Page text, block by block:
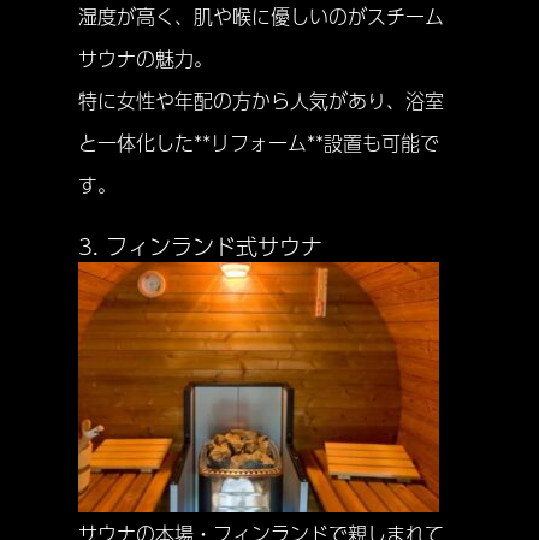
湿度が高く、肌や喉に優しいのがスチーム
サウナの魅力。
特に女性や年配の方から人気があり、浴室
と一体化した**リフォーム**設置も可能で
す。
3. フィンランド式サウナ
サウナの本場・フィンランドで親しまれて